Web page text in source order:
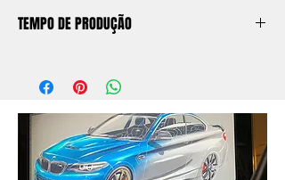
TEMPO DE PRODUÇÃO
aprox. 5 dias úteis, após a confirmação de
compra.
Após a produçao, seguimos com o envio
no endereço que nos for informado na
compra ou disponibilizaremos para retirada
caso seja sua opção de compra.